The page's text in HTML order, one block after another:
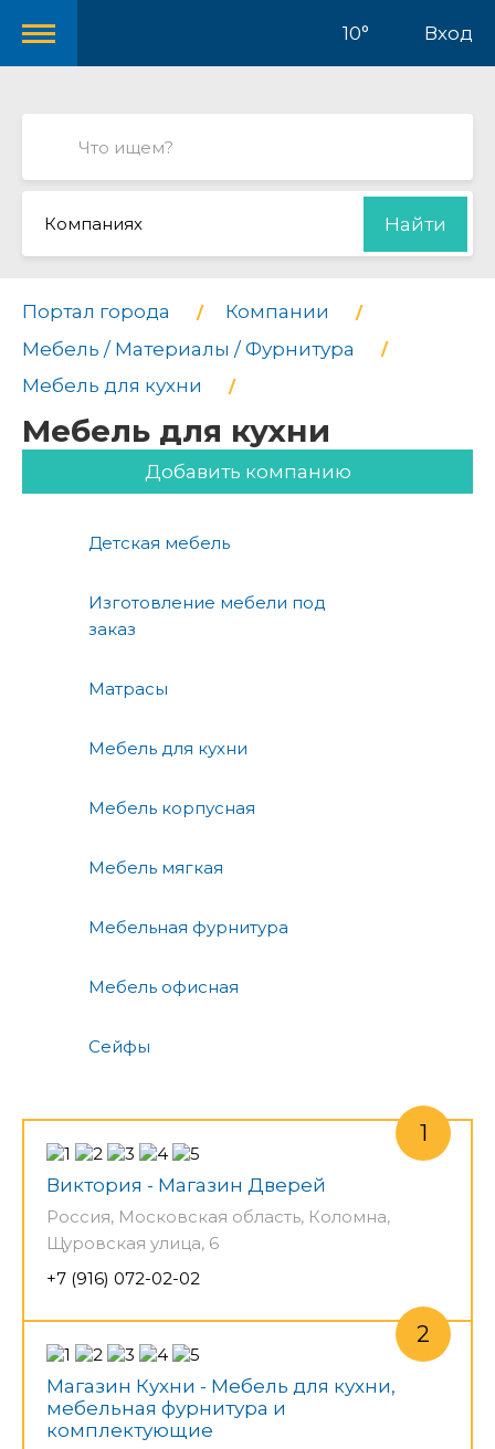
10° Вход
Компаниях Найти
Портал города
Компании
Мебель / Материалы / Фурнитура
Мебель для кухни
Мебель для кухни
Добавить компанию
Детская мебель
Изготовление мебели под
заказ
Матрасы
Мебель для кухни
Мебель корпусная
Мебель мягкая
Мебельная фурнитура
Мебель офисная
Сейфы
Виктория - Магазин Дверей
Россия, Московская область, Коломна,
Щуровская улица, 6
+7 (916) 072-02-02
Магазин Кухни - Мебель для кухни,
мебельная фурнитура и
комплектующие